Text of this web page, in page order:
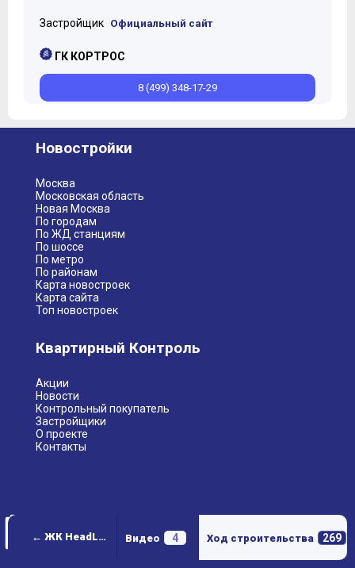
← ЖК HeadLiner (Хедлайнер) Видео 4 Ход строительства 269
Застройщик Официальный сайт
ГК КОРТРОС
8 (499) 348-17-29
Новостройки
Москва
Московская область
Новая Москва
По городам
По ЖД станциям
По шоссе
По метро
По районам
Карта новостроек
Карта сайта
Топ новостроек
Квартирный Контроль
Акции
Новости
Контрольный покупатель
Застройщики
О проекте
Контакты